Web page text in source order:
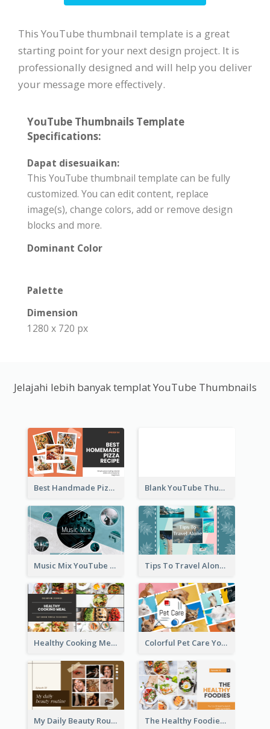
This YouTube thumbnail template is a great
starting point for your next design project. It is
professionally designed and will help you deliver
your message more effectively.
YouTube Thumbnails Template
Specifications:
Dapat disesuaikan:
This YouTube thumbnail template can be fully
customized. You can edit content, replace
image(s), change colors, add or remove design
blocks and more.
Dominant Color
Palette
Dimension
1280 x 720 px
Jelajahi lebih banyak templat YouTube Thumbnails
Best Handmade Pizza Recipe YouTube Thumbnail Blank YouTube Thumbnail
Music Mix YouTube Thumbnail Tips To Travel Alone YouTube Thumbnail
Healthy Cooking Meal YouTube Thumbnail Colorful Pet Care YouTube Thumbnail
My Daily Beauty Routine YouTube Thumbnail The Healthy Foodies YouTube Thumbnail